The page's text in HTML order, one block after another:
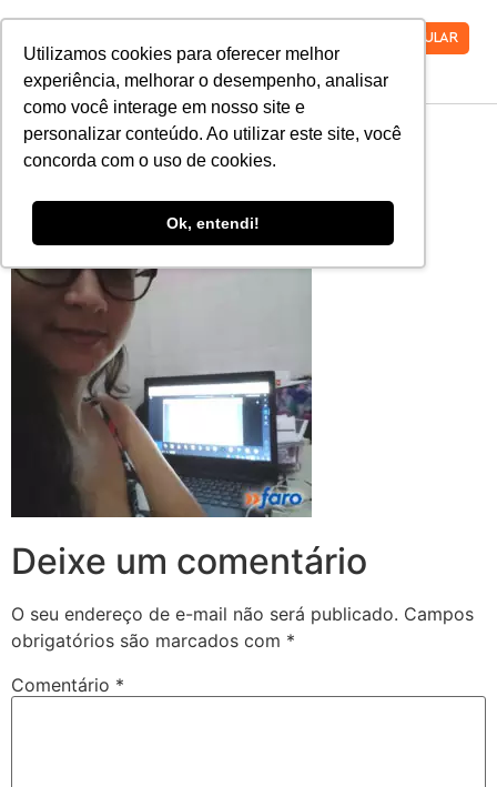
Utilizamos cookies para oferecer melhor
experiência, melhorar o desempenho, analisar
como você interage em nosso site e
personalizar conteúdo. Ao utilizar este site, você
concorda com o uso de cookies.
Ok, entendi!
VESTIBULAR
20-MPO
Deixe um comentário
O seu endereço de e-mail não será publicado. Campos
obrigatórios são marcados com *
Comentário *